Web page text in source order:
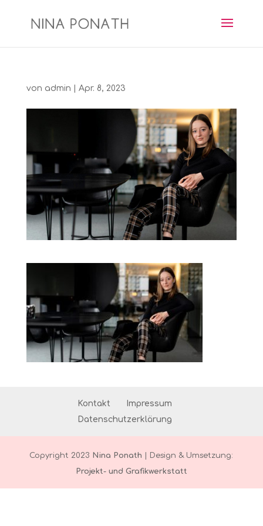
von admin Apr. 8, 2023
Kontakt
Impressum
Datenschutzerklärung
Copyright 2023 Nina Ponath
| Design & Umsetzung:
Projekt- und Grafikwerkstatt